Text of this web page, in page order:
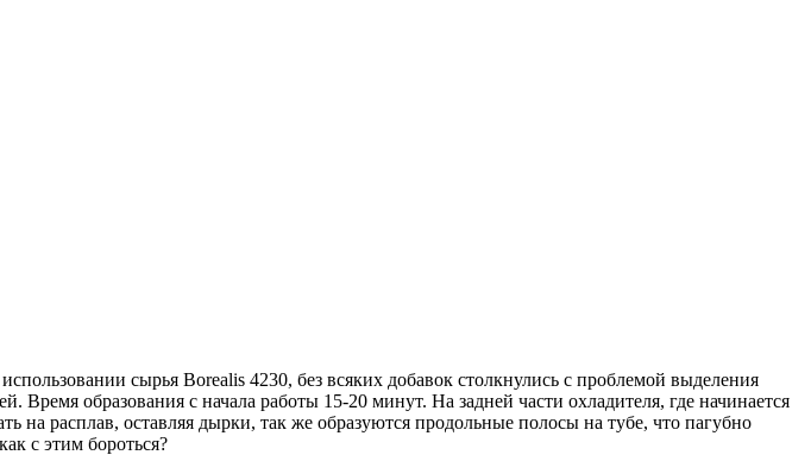
сырья Borealis 4230, без всяких добавок столкнулись с проблемой выделения
Время образования с начала работы 15-20 минут. На задней части охладителя, где начинается
расплав, оставляя дырки, так же образуются продольные полосы на тубе, что пагубно
с этим бороться?